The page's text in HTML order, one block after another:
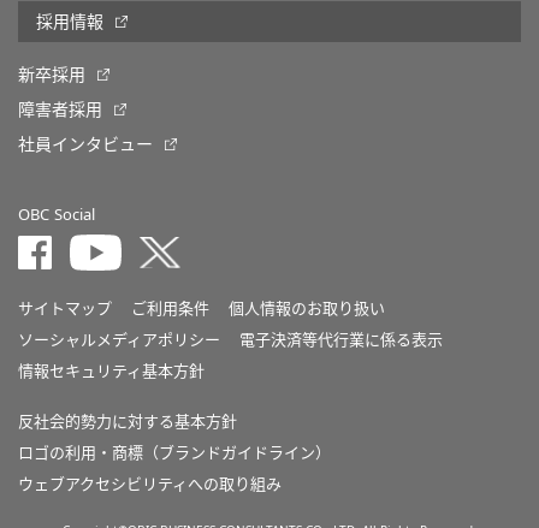
採用情報
新卒採用
障害者採用
社員インタビュー
OBC Social
サイトマップ ご利用条件
個人情報のお取り扱い
ソーシャルメディアポリシー
電子決済等代行業に係る表示
情報セキュリティ基本方針
反社会的勢力に対する基本方針
ロゴの利用・商標（ブランドガイドライン）
ウェブアクセシビリティへの取り組み